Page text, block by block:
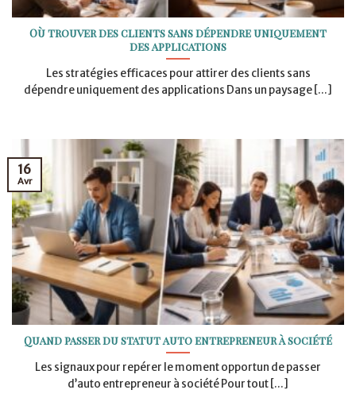
Où trouver des clients sans dépendre uniquement
des applications
Les stratégies efficaces pour attirer des clients sans
dépendre uniquement des applications Dans un paysage [...]
Quand passer du statut auto entrepreneur à société
Les signaux pour repérer le moment opportun de passer
d’auto entrepreneur à société Pour tout [...]
16
Avr